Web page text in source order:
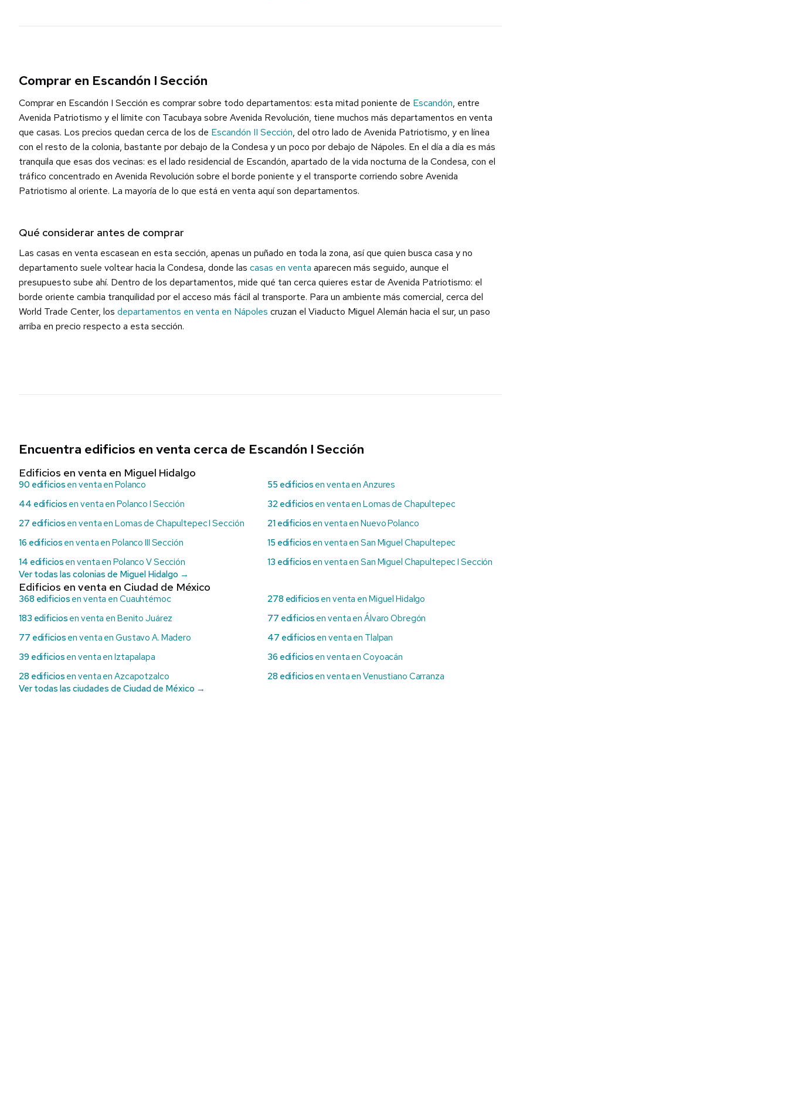
Comprar en Escandón I Sección
Comprar en Escandón I Sección es comprar sobre todo departamentos: esta mitad poniente de Escandón, entre
Avenida Patriotismo y el límite con Tacubaya sobre Avenida Revolución, tiene muchos más departamentos en venta
que casas. Los precios quedan cerca de los de Escandón II Sección, del otro lado de Avenida Patriotismo, y en línea
con el resto de la colonia, bastante por debajo de la Condesa y un poco por debajo de Nápoles. En el día a día es más
tranquila que esas dos vecinas: es el lado residencial de Escandón, apartado de la vida nocturna de la Condesa, con el
tráfico concentrado en Avenida Revolución sobre el borde poniente y el transporte corriendo sobre Avenida
Patriotismo al oriente. La mayoría de lo que está en venta aquí son departamentos.
Qué considerar antes de comprar
Las casas en venta escasean en esta sección, apenas un puñado en toda la zona, así que quien busca casa y no
departamento suele voltear hacia la Condesa, donde las casas en venta aparecen más seguido, aunque el
presupuesto sube ahí. Dentro de los departamentos, mide qué tan cerca quieres estar de Avenida Patriotismo: el
borde oriente cambia tranquilidad por el acceso más fácil al transporte. Para un ambiente más comercial, cerca del
World Trade Center, los departamentos en venta en Nápoles cruzan el Viaducto Miguel Alemán hacia el sur, un paso
arriba en precio respecto a esta sección.
Encuentra edificios en venta cerca de Escandón I Sección
Edificios en venta en Miguel Hidalgo
90 edificios en venta en Polanco 55 edificios en venta en Anzures
44 edificios en venta en Polanco I Sección 32 edificios en venta en Lomas de Chapultepec
27 edificios en venta en Lomas de Chapultepec I Sección 21 edificios en venta en Nuevo Polanco
16 edificios en venta en Polanco III Sección 15 edificios en venta en San Miguel Chapultepec
14 edificios en venta en Polanco V Sección 13 edificios en venta en San Miguel Chapultepec I Sección
Ver todas las colonias de Miguel Hidalgo →
Edificios en venta en Ciudad de México
368 edificios en venta en Cuauhtémoc 278 edificios en venta en Miguel Hidalgo
183 edificios en venta en Benito Juárez 77 edificios en venta en Álvaro Obregón
77 edificios en venta en Gustavo A. Madero 47 edificios en venta en Tlalpan
39 edificios en venta en Iztapalapa 36 edificios en venta en Coyoacán
28 edificios en venta en Azcapotzalco 28 edificios en venta en Venustiano Carranza
Ver todas las ciudades de Ciudad de México →